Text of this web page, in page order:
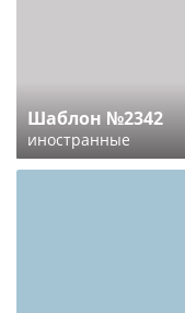
Шаблон №2342
иностранные